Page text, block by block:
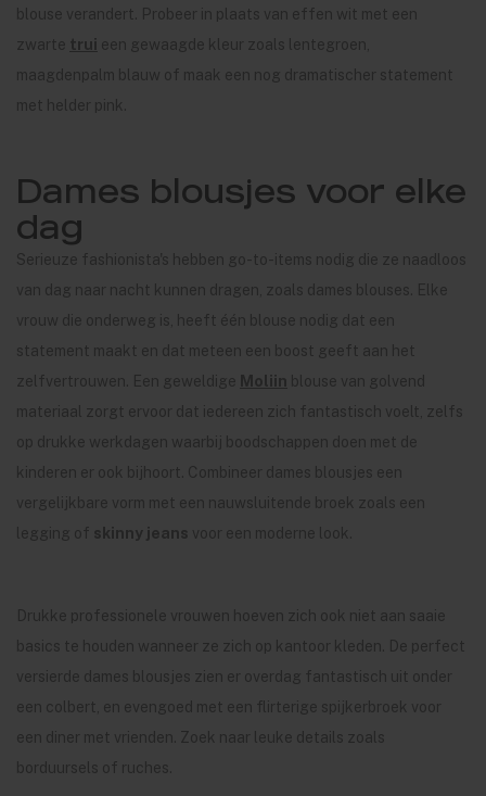
blouse verandert. Probeer in plaats van effen wit met een
zwarte trui een gewaagde kleur zoals lentegroen,
maagdenpalm blauw of maak een nog dramatischer statement
met helder pink.
Dames blousjes voor elke
dag
Serieuze fashionista's hebben go-to-items nodig die ze naadloos
van dag naar nacht kunnen dragen, zoals dames blouses. Elke
vrouw die onderweg is, heeft één blouse nodig dat een
statement maakt en dat meteen een boost geeft aan het
zelfvertrouwen. Een geweldige Moliin blouse van golvend
materiaal zorgt ervoor dat iedereen zich fantastisch voelt, zelfs
op drukke werkdagen waarbij boodschappen doen met de
kinderen er ook bijhoort. Combineer dames blousjes een
vergelijkbare vorm met een nauwsluitende broek zoals een
legging of skinny jeans voor een moderne look.
Drukke professionele vrouwen hoeven zich ook niet aan saaie
basics te houden wanneer ze zich op kantoor kleden. De perfect
versierde dames blousjes zien er overdag fantastisch uit onder
een colbert, en evengoed met een flirterige spijkerbroek voor
een diner met vrienden. Zoek naar leuke details zoals
borduursels of ruches.